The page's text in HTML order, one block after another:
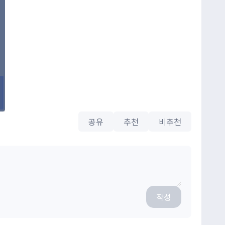
공유 추천 비추천
작성